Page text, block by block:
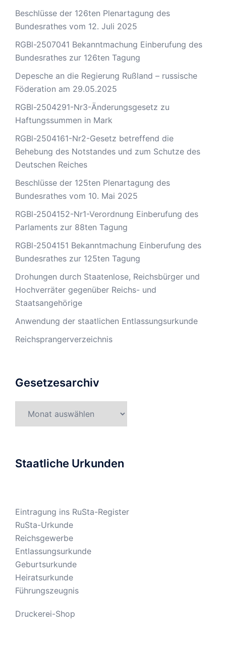
Beschlüsse der 126ten Plenartagung des
Bundesrathes vom 12. Juli 2025
RGBl-2507041 Bekanntmachung Einberufung des
Bundesrathes zur 126ten Tagung
Depesche an die Regierung Rußland – russische
Föderation am 29.05.2025
RGBl-2504291-Nr3-Änderungsgesetz zu
Haftungssummen in Mark
RGBl-2504161-Nr2-Gesetz betreffend die
Behebung des Notstandes und zum Schutze des
Deutschen Reiches
Beschlüsse der 125ten Plenartagung des
Bundesrathes vom 10. Mai 2025
RGBl-2504152-Nr1-Verordnung Einberufung des
Parlaments zur 88ten Tagung
RGBl-2504151 Bekanntmachung Einberufung des
Bundesrathes zur 125ten Tagung
Drohungen durch Staatenlose, Reichsbürger und
Hochverräter gegenüber Reichs- und
Staatsangehörige
Anwendung der staatlichen Entlassungsurkunde
Reichsprangerverzeichnis
Gesetzesarchiv
Staatliche Urkunden
Eintragung ins RuSta-Register
RuSta-Urkunde
Reichsgewerbe
Entlassungsurkunde
Geburtsurkunde
Heiratsurkunde
Führungszeugnis
Druckerei-Shop